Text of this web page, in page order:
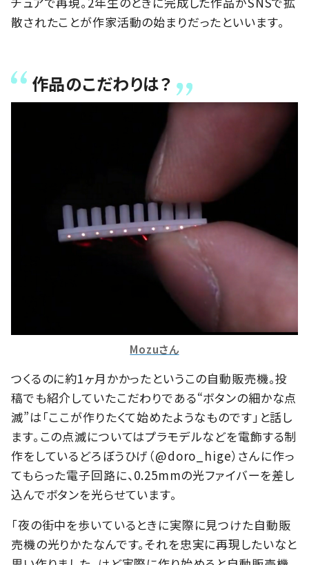
散されたことが作家活動の始まりだったといいます。
作品のこだわりは？
Mozuさん
つくるのに約1ヶ月かかったというこの自動販売機。投
稿でも紹介していたこだわりである“ボタンの細かな点
滅”は「ここが作りたくて始めたようなものです」と話し
ます。この点滅についてはプラモデルなどを電飾する制
作をしているどろぼうひげ（@doro_hige）さんに作っ
てもらった電子回路に、0.25mmの光ファイバーを差し
込んでボタンを光らせています。
「夜の街中を歩いているときに実際に見つけた自動販
売機の光りかたなんです。それを忠実に再現したいなと